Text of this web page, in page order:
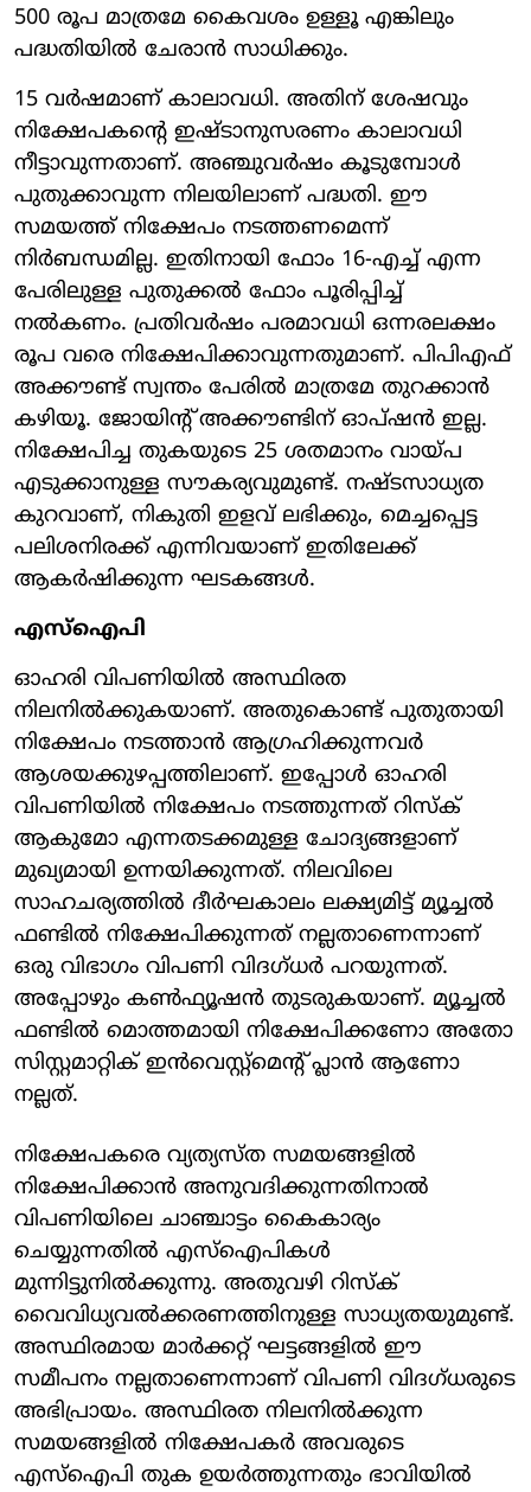
500 രൂപ മാത്രമേ കൈവശം ഉള്ളൂ എങ്കിലും
പദ്ധതിയിൽ ചേരാൻ സാധിക്കും.
15 വർഷമാണ് കാലാവധി. അതിന് ശേഷവും
നിക്ഷേപകന്റെ ഇഷ്ടാനുസരണം കാലാവധി
നീട്ടാവുന്നതാണ്. അഞ്ചുവർഷം കൂടുമ്പോൾ
പുതുക്കാവുന്ന നിലയിലാണ് പദ്ധതി. ഈ
സമയത്ത് നിക്ഷേപം നടത്തണമെന്ന്
നിർബന്ധമില്ല. ഇതിനായി ഫോം 16-എച്ച് എന്ന
പേരിലുള്ള പുതുക്കൽ ഫോം പൂരിപ്പിച്ച്
നൽകണം. പ്രതിവർഷം പരമാവധി ഒന്നരലക്ഷം
രൂപ വരെ നിക്ഷേപിക്കാവുന്നതുമാണ്. പിപിഎഫ്
അക്കൗണ്ട് സ്വന്തം പേരിൽ മാത്രമേ തുറക്കാൻ
കഴിയൂ. ജോയിന്റ് അക്കൗണ്ടിന് ഓപ്ഷൻ ഇല്ല.
നിക്ഷേപിച്ച തുകയുടെ 25 ശതമാനം വായ്പ
എടുക്കാനുള്ള സൗകര്യവുമുണ്ട്. നഷ്ടസാധ്യത
കുറവാണ്, നികുതി ഇളവ് ലഭിക്കും, മെച്ചപ്പെട്ട
പലിശനിരക്ക് എന്നിവയാണ് ഇതിലേക്ക്
ആകർഷിക്കുന്ന ഘടകങ്ങൾ.
എസ്ഐപി
ഓഹരി വിപണിയിൽ അസ്ഥിരത
നിലനിൽക്കുകയാണ്. അതുകൊണ്ട് പുതുതായി
നിക്ഷേപം നടത്താൻ ആഗ്രഹിക്കുന്നവർ
ആശയക്കുഴപ്പത്തിലാണ്. ഇപ്പോൾ ഓഹരി
വിപണിയിൽ നിക്ഷേപം നടത്തുന്നത് റിസ്‌ക്
ആകുമോ എന്നതടക്കമുള്ള ചോദ്യങ്ങളാണ്
മുഖ്യമായി ഉന്നയിക്കുന്നത്. നിലവിലെ
സാഹചര്യത്തിൽ ദീർഘകാലം ലക്ഷ്യമിട്ട് മ്യൂച്ചൽ
ഫണ്ടിൽ നിക്ഷേപിക്കുന്നത് നല്ലതാണെന്നാണ്
ഒരു വിഭാഗം വിപണി വിദഗ്ധർ പറയുന്നത്.
അപ്പോഴും കൺഫ്യൂഷൻ തുടരുകയാണ്. മ്യൂച്ചൽ
ഫണ്ടിൽ മൊത്തമായി നിക്ഷേപിക്കണോ അതോ
സിസ്റ്റമാറ്റിക് ഇൻവെസ്റ്റ്‌മെന്റ് പ്ലാൻ ആണോ
നല്ലത്.
നിക്ഷേപകരെ വ്യത്യസ്ത സമയങ്ങളിൽ
നിക്ഷേപിക്കാൻ അനുവദിക്കുന്നതിനാൽ
വിപണിയിലെ ചാഞ്ചാട്ടം കൈകാര്യം
ചെയ്യുന്നതിൽ എസ്‌ഐപികൾ
മുന്നിട്ടുനിൽക്കുന്നു. അതുവഴി റിസ്‌ക്
വൈവിധ്യവൽക്കരണത്തിനുള്ള സാധ്യതയുമുണ്ട്.
അസ്ഥിരമായ മാർക്കറ്റ് ഘട്ടങ്ങളിൽ ഈ
സമീപനം നല്ലതാണെന്നാണ് വിപണി വിദഗ്ധരുടെ
അഭിപ്രായം. അസ്ഥിരത നിലനിൽക്കുന്ന
സമയങ്ങളിൽ നിക്ഷേപകർ അവരുടെ
എസ്‌ഐപി തുക ഉയർത്തുന്നതും ഭാവിയിൽ